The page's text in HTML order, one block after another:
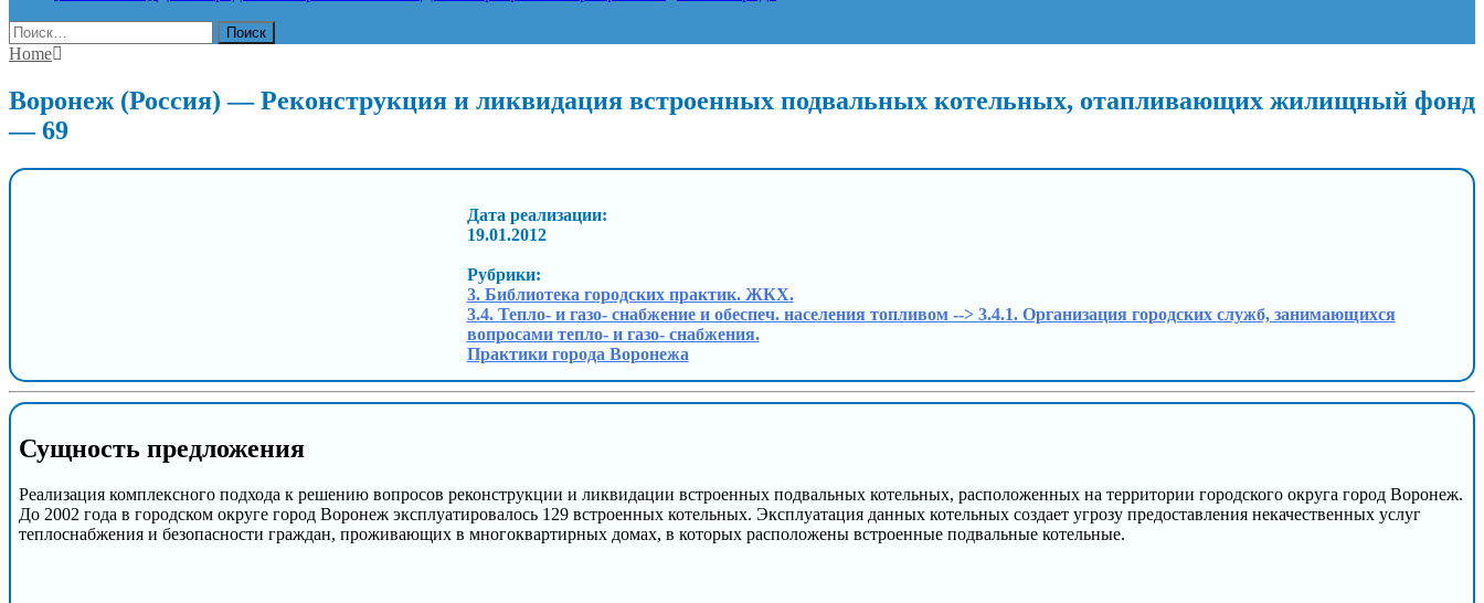
Найти:
Home
Воронеж (Россия) — Реконструкция и ликвидация встроенных подвальных котельных, отапливающих жилищный фонд
— 69
Дата реализации:
19.01.2012
Рубрики:
3. Библиотека городских практик. ЖКХ.
3.4. Тепло- и газо- снабжение и обеспеч. населения топливом --> 3.4.1. Организация городских служб, занимающихся
вопросами тепло- и газо- снабжения.
Практики города Воронежа
Сущность предложения
Реализация комплексного подхода к решению вопросов реконструкции и ликвидации встроенных подвальных котельных, расположенных на территории городского округа город Воронеж.
До 2002 года в городском округе город Воронеж эксплуатировалось 129 встроенных котельных. Эксплуатация данных котельных создает угрозу предоставления некачественных услуг
теплоснабжения и безопасности граждан, проживающих в многоквартирных домах, в которых расположены встроенные подвальные котельные.